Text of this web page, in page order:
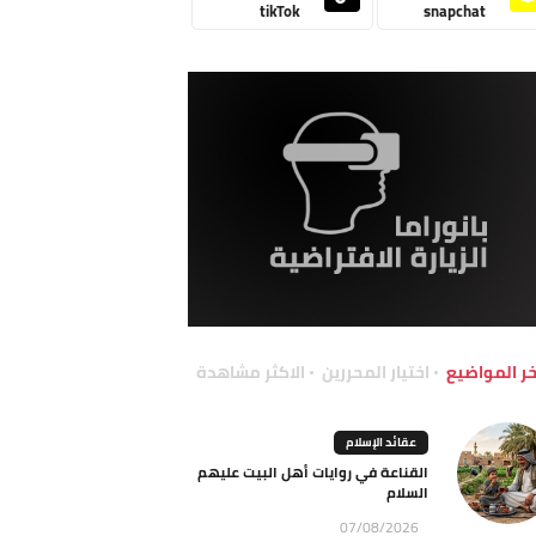
snapchat
tikTok
المواضيع اختيار المحررين الاكثر مشاهدة
عقائد الإسلام
القناعة في روايات أهل البيت عليهم
السلام
07/08/2026